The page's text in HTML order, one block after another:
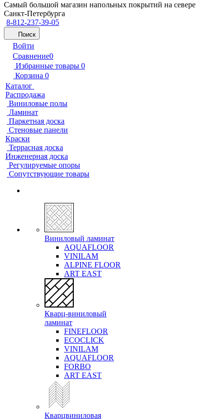
Самый большой магазин напольных покрытий на севере
Санкт-Петербурга
8-812-237-39-05
Поиск
Войти
Сравнение0
Избранные товары 0
Корзина 0
Каталог
Распродажа
Виниловые полы
Ламинат
Паркетная доска
Стеновые панели
Краски
Террасная доска
Инженерная доска
Регулируемые опоры
Сопутствующие товары
Виниловый ламинат
AQUAFLOOR
VINILAM
ALPINE FLOOR
ART EAST
Кварц-виниловый
ламинат
FINEFLOOR
ECOCLICK
VINILAM
AQUAFLOOR
FORBO
ART EAST
Кварцвиниловая